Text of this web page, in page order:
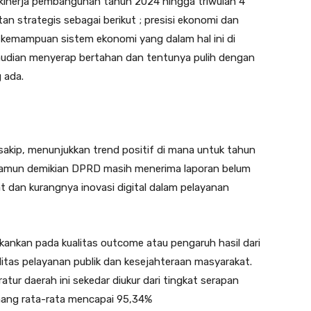
strategis sebagai berikut ; presisi ekonomi dan
sistem ekonomi yang dalam hal ini di
menyerap bertahan dan tentunya pulih dengan
menunjukkan trend positif di mana untuk tahun
demikian DPRD masih menerima laporan belum
kurangnya inovasi digital dalam pelayanan
pada kualitas outcome atau pengaruh hasil dari
pelayanan publik dan kesejahteraan masyarakat.
daerah ini sekedar diukur dari tingkat serapan
rata-rata mencapai 95,34%